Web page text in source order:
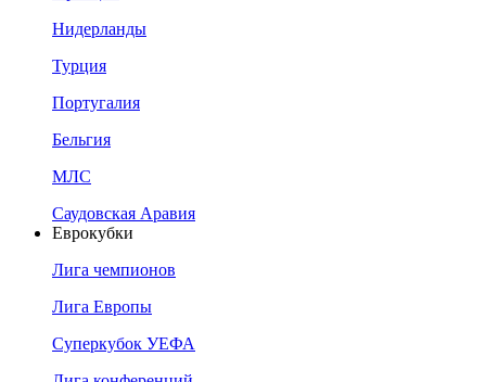
Нидерланды
Турция
Португалия
Бельгия
МЛС
Саудовская Аравия
Еврокубки
Лига чемпионов
Лига Европы
Суперкубок УЕФА